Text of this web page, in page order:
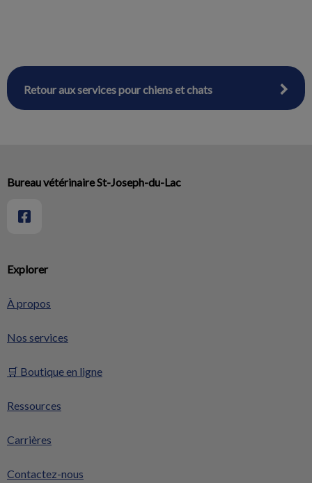
Retour aux services pour chiens et chats
Explorer
À propos
Nos services
🛒 Boutique en ligne
Ressources
Carrières
Contactez-nous
Bureau vétérinaire St-Joseph-du-Lac